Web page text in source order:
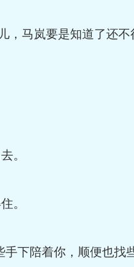
，马岚要是知道了还
。
。
下陪着你，顺便也